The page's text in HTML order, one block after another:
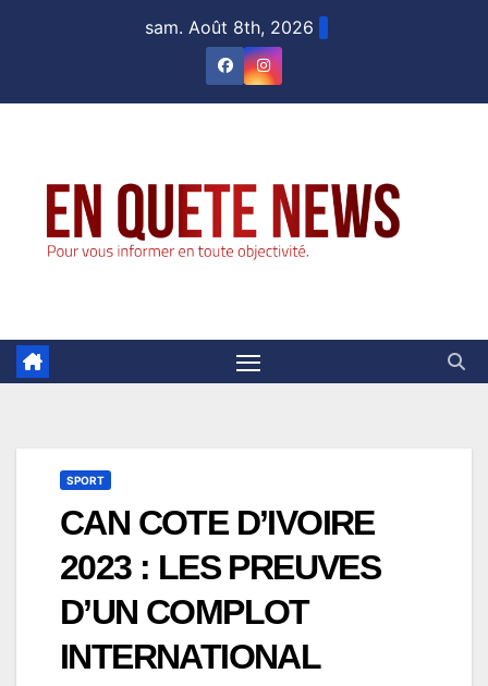
sam. Août 8th, 2026
SPORT
CAN COTE D’IVOIRE
2023 : LES PREUVES
D’UN COMPLOT
INTERNATIONAL